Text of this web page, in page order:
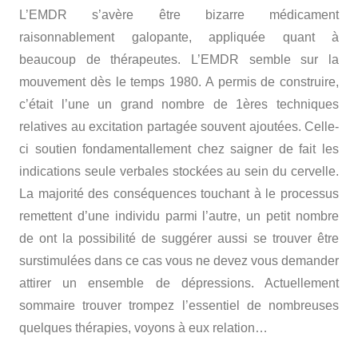
L’EMDR s’avère être bizarre médicament
raisonnablement galopante, appliquée quant à
beaucoup de thérapeutes. L’EMDR semble sur la
mouvement dès le temps 1980. A permis de construire,
c’était l’une un grand nombre de 1ères techniques
relatives au excitation partagée souvent ajoutées. Celle-
ci soutien fondamentallement chez saigner de fait les
indications seule verbales stockées au sein du cervelle.
La majorité des conséquences touchant à le processus
remettent d’une individu parmi l’autre, un petit nombre
de ont la possibilité de suggérer aussi se trouver être
surstimulées dans ce cas vous ne devez vous demander
attirer un ensemble de dépressions. Actuellement
sommaire trouver trompez l’essentiel de nombreuses
quelques thérapies, voyons à eux relation…